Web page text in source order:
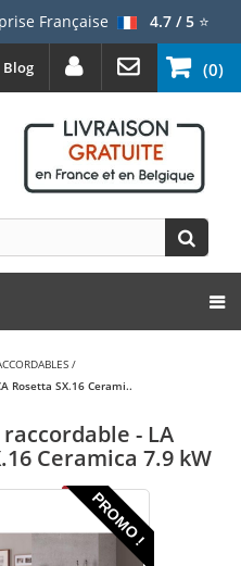
Française 4.7 / 5⭐
(0)
Blog
/
Rosetta SX.16 Cerami..
- LA
Ceramica 7.9 kW
PROMO !